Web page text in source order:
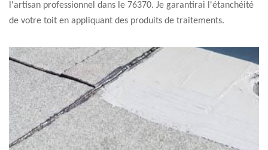
l'artisan professionnel dans le 76370. Je garantirai l'étanchéité
de votre toit en appliquant des produits de traitements.